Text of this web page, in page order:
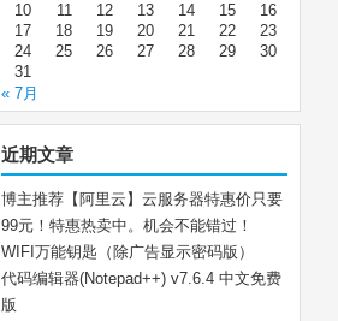
10
11 12 13 14 15
16
17
18 19 20 21 22
23
24
25 26 27 28 29
30
31
« 7月
近期文章
博主推荐【阿里云】云服务器特惠价只要
99元！特惠热卖中。机会不能错过！
WIFI万能钥匙（除广告显示密码版）
代码编辑器(Notepad++) v7.6.4 中文免费
版